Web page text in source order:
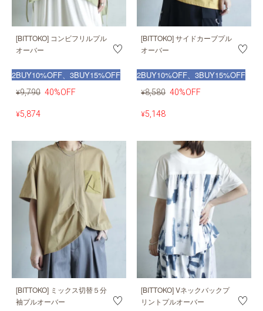
[BITTOKO] コンビフリルプル
オーバー
2BUY10%OFF、3BUY15%OFF
¥9,790 40%OFF
¥5,874
[BITTOKO] サイドカーブプル
オーバー
2BUY10%OFF、3BUY15%OFF
¥8,580 40%OFF
¥5,148
[BITTOKO] ミックス切替５分
袖プルオーバー
[BITTOKO] Vネックバックプ
リントプルオーバー